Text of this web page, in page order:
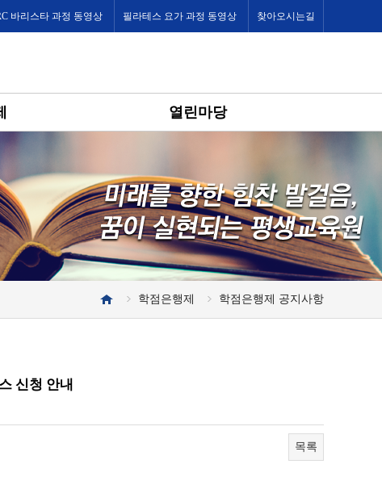
바리스타 과정 동영상 필라테스 요가 과정 동영상 찾아오시는길
열린마당
학점은행제 학점은행제 공지사항
신청 안내
목록